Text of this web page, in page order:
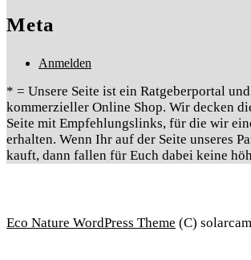
Meta
Anmelden
* = Unsere Seite ist ein Ratgeberportal
kommerzieller Online Shop. Wir decken
Seite mit Empfehlungslinks, für die wir
erhalten. Wenn Ihr auf der Seite unseres
kauft, dann fallen für Euch dabei keine
Eco Nature WordPress Theme (C)